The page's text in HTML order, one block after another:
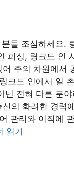
들 조심하세요.
피싱, 링크드 인
어 주의 차원에서
크드 인에서 일
닌 전혀 다른 분
의 화려한 경력
관리와 이직에
읽기